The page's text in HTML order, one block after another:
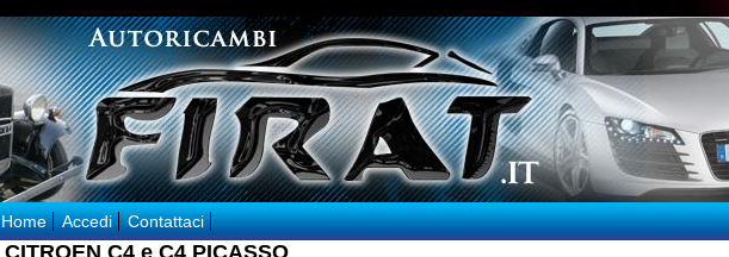
Home Accedi Contattaci
CITROEN C4 e C4 PICASSO